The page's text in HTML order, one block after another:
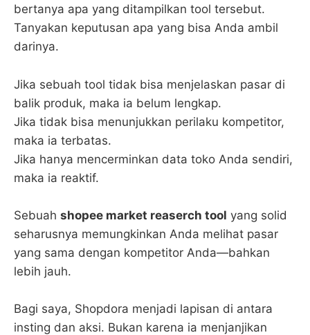
bertanya apa yang ditampilkan tool tersebut.
Tanyakan keputusan apa yang bisa Anda ambil
darinya.
Jika sebuah tool tidak bisa menjelaskan pasar di
balik produk, maka ia belum lengkap.
Jika tidak bisa menunjukkan perilaku kompetitor,
maka ia terbatas.
Jika hanya mencerminkan data toko Anda sendiri,
maka ia reaktif.
Sebuah shopee market reaserch tool yang solid
seharusnya memungkinkan Anda melihat pasar
yang sama dengan kompetitor Anda—bahkan
lebih jauh.
Bagi saya, Shopdora menjadi lapisan di antara
insting dan aksi. Bukan karena ia menjanjikan